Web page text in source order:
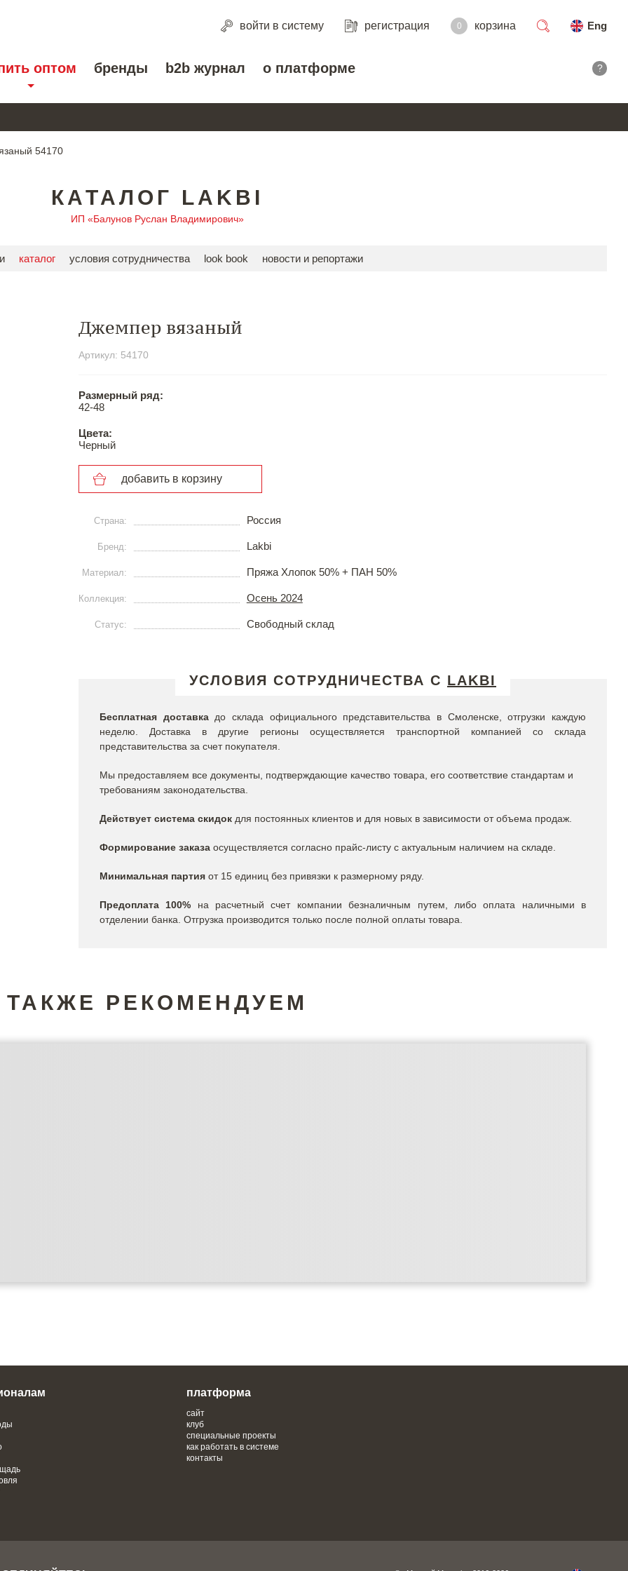
войти в систему регистрация 0 корзина
Eng
оптом бренды b2b журнал о платформе ?
54170
КАТАЛОГ LAKBI
ИП «Балунов Руслан Владимирович»
каталог условия сотрудничества look book новости и репортажи
Джемпер вязаный
Артикул: 54170
Размерный ряд:
42-48
Цвета:
Черный
добавить в корзину
Страна: Россия
Бренд: Lakbi
Материал: Пряжа Хлопок 50% + ПАН 50%
Коллекция: Осень 2024
Статус: Свободный склад
УСЛОВИЯ СОТРУДНИЧЕСТВА С LAKBI
Бесплатная доставкадо склада официального представительства в Смоленске, отгрузки каждую
неделю. Доставка в другие регионы осуществляется транспортной компанией со склада
представительства за счет покупателя.
Мы предоставляем все документы, подтверждающие качество товара, его соответствие стандартам и
требованиям законодательства.
Действует система скидок для постоянных клиентов и для новых в зависимости от объема продаж.
Формирование заказа осуществляется согласно прайс-листу с актуальным наличием на складе.
Минимальная партия от 15 единиц без привязки к размерному ряду.
Предоплата 100% на расчетный счет компании безналичным путем, либо оплата наличными в
отделении банка. Отгрузка производится только после полной оплаты товара.
ТАКЖЕ РЕКОМЕНДУЕМ
платформа
сайт
клуб
специальные проекты
как работать в системе
контакты